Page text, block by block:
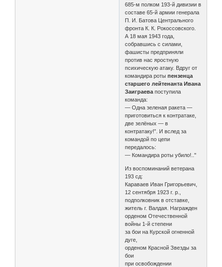
685-м полком 193-й дивизии в
составе 65-й армии генерала
П. И. Батова Центрального
фронта К. К. Рокоссовского.
А 18 мая 1943 года,
собравшись с силами,
фашисты предприняли
против нас яростную
психическую атаку. Вдруг от
командира ротыпензенца
старшего лейтенанта Ивана
Заиграева поступила
команда:
— Одна зеленая ракета —
приготовиться к контратаке,
две зелёных — в
контратаку!”. И вслед за
командой по цепи
передалось:
— Командира роты убило!.."
Из воспоминаний ветерана
193 сд:
Караваев Иван Григорьевич,
12 сентября 1923 г. р.,
подполковник в отставке,
житель г. Валдая. Награжден
орденом Отечественной
войны 1-й степени
за бои на Курской огненной
дуге,
орденом Красной Звезды за
бои
при освобождении